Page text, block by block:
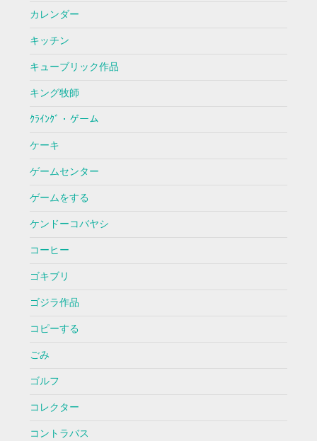
カレンダー
キッチン
キューブリック作品
キング牧師
ｸﾗｲﾝｸﾞ・ゲーム
ケーキ
ゲームセンター
ゲームをする
ケンドーコバヤシ
コーヒー
ゴキブリ
ゴジラ作品
コピーする
ごみ
ゴルフ
コレクター
コントラバス